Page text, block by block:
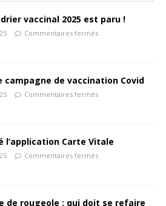
vaccinal 2025 est paru !
Commentaires fermés
campagne de vaccination Covid
Commentaires fermés
l’application Carte Vitale
Commentaires fermés
de rougeole : qui doit se refaire